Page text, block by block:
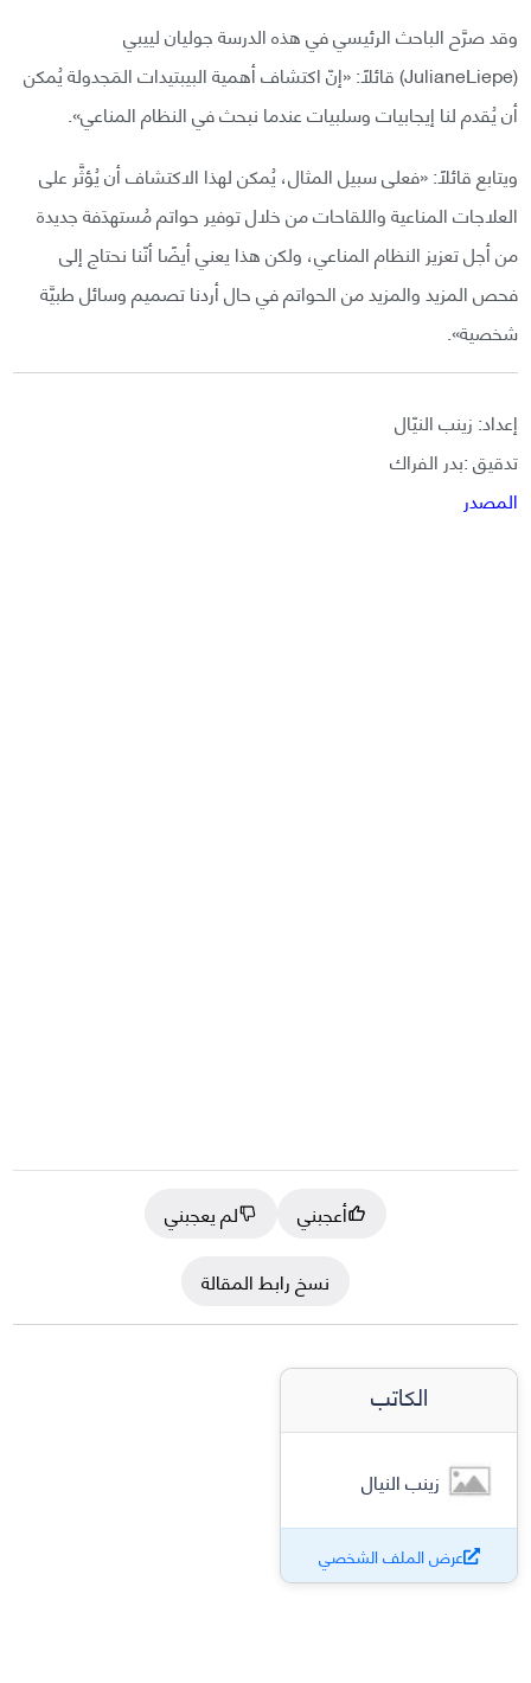
وقد صرَّح الباحث الرئيسي في هذه الدرسة جوليان لييبي
(JulianeLiepe) قائلًا: «إنّ اكتشاف أهمية البيبتيدات المَجدولة يُمكن
أن يُقدم لنا إيجابيات وسلبيات عندما نبحث في النظام المناعي».
ويتابع قائلًا: «فعلى سبيل المثال، يُمكن لهذا الاكتشاف أن يُؤثَّر على
العلاجات المناعية واللقاحات من خلال توفير حواتم مُستهدَفة جديدة
من أجل تعزيز النظام المناعي، ولكن هذا يعني أيضًا أنّنا نحتاج إلى
فحص المزيد والمزيد من الحواتم في حال أردنا تصميم وسائل طبيَّة
شخصية».
إعداد: زينب النيّال
تدقيق :بدر الفراك
المصدر
أعجبني
لم يعجبني
نسخ رابط المقالة
الكاتب
زينب النيال
عرض الملف الشخصي